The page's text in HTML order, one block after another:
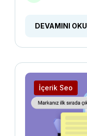
DEVAMINI OKU
İçerik Seo